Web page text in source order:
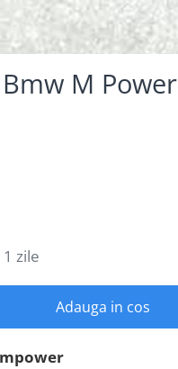
M Power
1 zile
Adauga in cos